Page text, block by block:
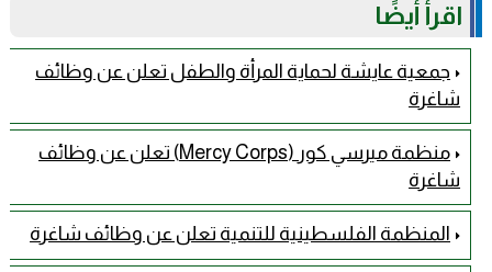
اقرأ أيضًا
جمعية عايشة لحماية المرأة والطفل تعلن عن وظائف
شاغرة
منظمة ميرسي كور (Mercy Corps) تعلن عن وظائف
شاغرة
المنظمة الفلسطينية للتنمية تعلن عن وظائف شاغرة